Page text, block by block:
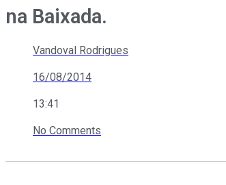
na Baixada.
Vandoval Rodrigues
16/08/2014
13:41
No Comments